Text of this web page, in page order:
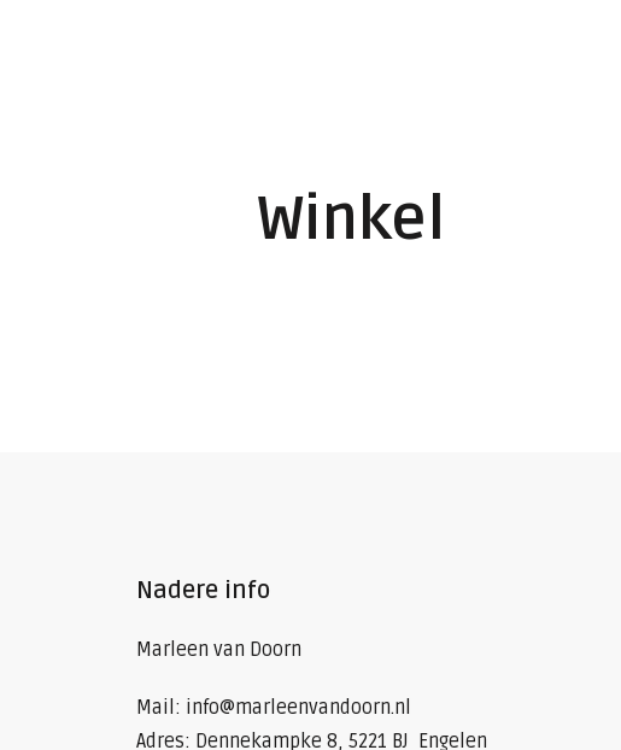
Winkel
Nadere info
Marleen van Doorn
Mail: info@marleenvandoorn.nl
Adres: Dennekampke 8, 5221 BJ Engelen